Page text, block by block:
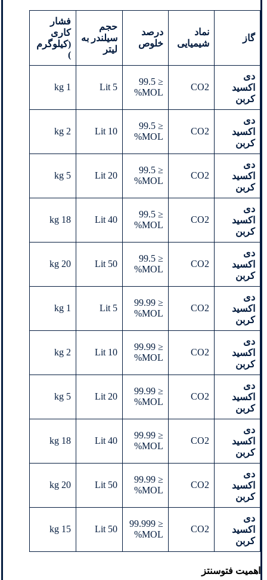
گاز
نماد
شیمیایی
درصد
خلوص
حجم
سیلندر به
لیتر
فشار
کاری
(کیلوگرم
)
دی
اکسید
کربن
CO2
≤ 99.5
MOL%
5 Lit
1 kg
دی
اکسید
کربن
CO2
≤ 99.5
MOL%
Lit 10
2 kg
دی
اکسید
کربن
CO2
≤ 99.5
MOL%
Lit 20
5 kg
دی
اکسید
کربن
CO2
≤ 99.5
MOL%
Lit 40
18 kg
دی
اکسید
کربن
CO2
≤ 99.5
MOL%
Lit 50
20 kg
دی
اکسید
کربن
CO2
≤ 99.99
MOL%
Lit 5
1 kg
دی
اکسید
کربن
CO2
≤ 99.99
MOL%
Lit 10
2 kg
دی
اکسید
کربن
CO2
≤ 99.99
MOL%
Lit 20
5 kg
دی
اکسید
کربن
CO2
≤ 99.99
MOL%
Lit 40
18 kg
دی
اکسید
کربن
CO2
≤ 99.99
MOL%
Lit 50
20 kg
دی
اکسید
کربن
CO2
≤ 99.999
MOL%
Lit 50
15 kg
اهمیت فتوسنتز